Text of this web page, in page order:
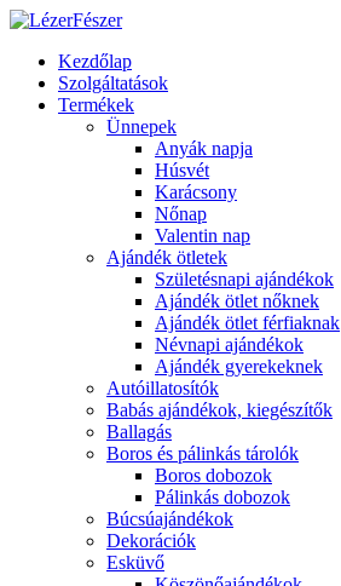
Kezdőlap
Szolgáltatások
Termékek
Ünnepek
Anyák napja
Húsvét
Karácsony
Nőnap
Valentin nap
Ajándék ötletek
Születésnapi ajándékok
Ajándék ötlet nőknek
Ajándék ötlet férfiaknak
Névnapi ajándékok
Ajándék gyerekeknek
Autóillatosítók
Babás ajándékok, kiegészítők
Ballagás
Boros és pálinkás tárolók
Boros dobozok
Pálinkás dobozok
Búcsúajándékok
Dekorációk
Esküvő